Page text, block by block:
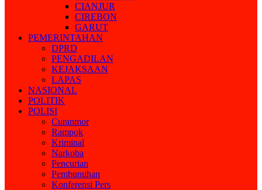
CIANJUR
CIREBON
GARUT
PEMERINTAHAN
DPRD
PENGADILAN
KEJAKSAAN
LAPAS
NASIONAL
POLITIK
POLISI
Curanmor
Rampok
Kriminal
Narkoba
Pencurian
Pembunuhan
Konferensi Pers